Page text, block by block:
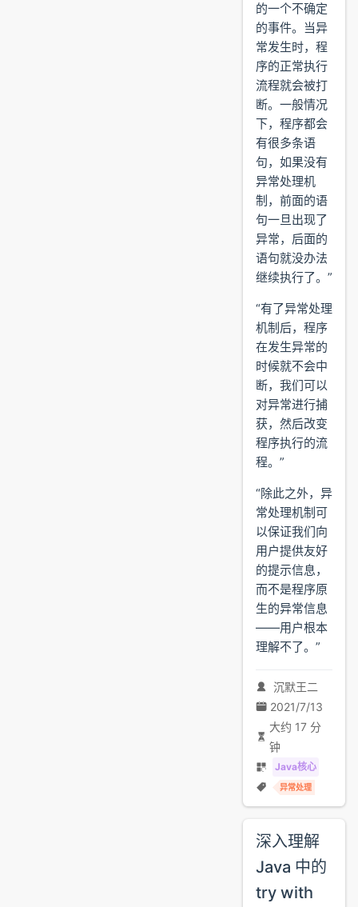
的一个不确定
的事件。当异
常发生时，程
序的正常执行
流程就会被打
断。一般情况
下，程序都会
有很多条语
句，如果没有
异常处理机
制，前面的语
句一旦出现了
异常，后面的
语句就没办法
继续执行了。”
“有了异常处理
机制后，程序
在发生异常的
时候就不会中
断，我们可以
对异常进行捕
获，然后改变
程序执行的流
程。”
“除此之外，异
常处理机制可
以保证我们向
用户提供友好
的提示信息，
而不是程序原
生的异常信息
——用户根本
理解不了。”
沉默王二
2021/7/13
大约 17 分
钟
Java核心
异常处理
深入理解
Java 中的
try with